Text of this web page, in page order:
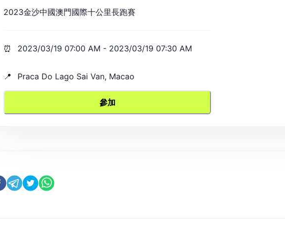
2023金沙中國澳門國際十公里長跑賽
⏰ 2023/03/19 07:00 AM - 2023/03/19 07:30 AM
📍 Praca Do Lago Sai Van, Macao
參加